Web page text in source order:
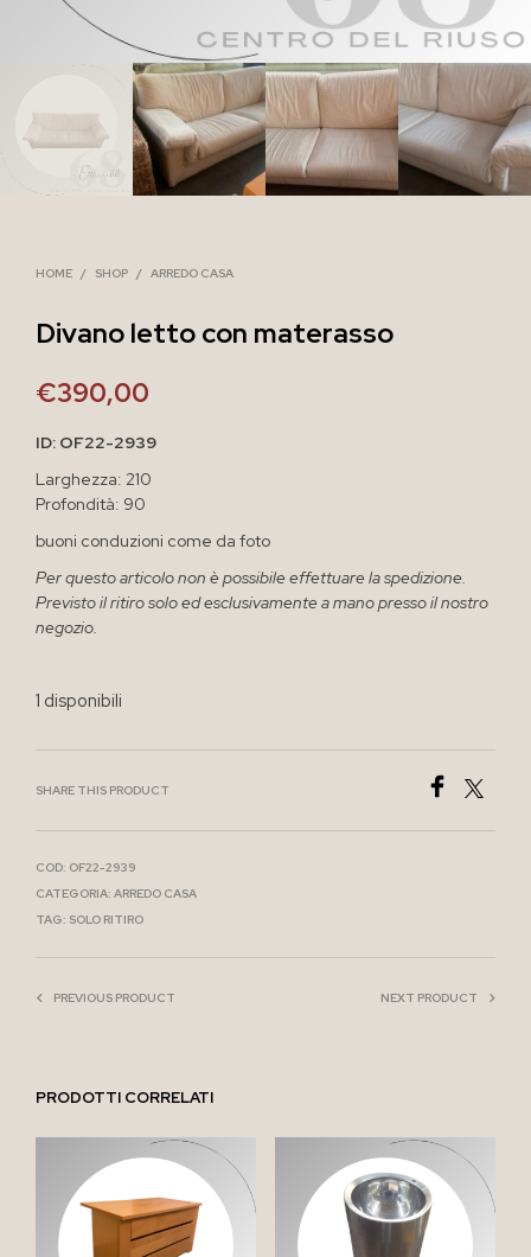
HOME / SHOP / ARREDO CASA
Divano letto con materasso
€390,00
ID: OF22-2939
Larghezza: 210
Profondità: 90
buoni conduzioni come da foto
Per questo articolo non è possibile effettuare la spedizione.
Previsto il ritiro solo ed esclusivamente a mano presso il nostro
negozio.
1 disponibili
SHARE THIS PRODUCT
COD: OF22-2939
CATEGORIA: ARREDO CASA
TAG: SOLO RITIRO
PREVIOUS PRODUCT NEXT PRODUCT
PRODOTTI CORRELATI